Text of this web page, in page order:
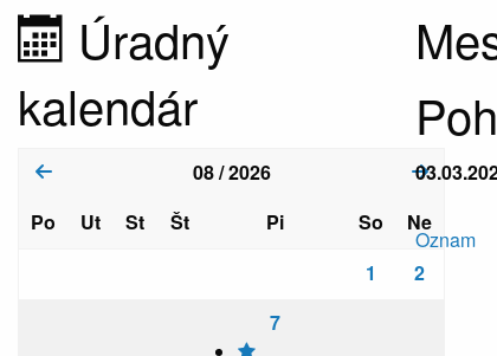
Úradný
kalendár
08 / 2026
Po
Ut St Št Pi So
Ne
1
2
7
Oznam